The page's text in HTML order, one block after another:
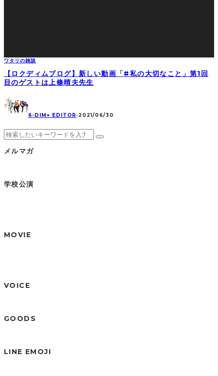
ワタリの雑談
【ロクディムブログ】新しい動画「#私の大切なこと」第1回
目のゲストは上條晴夫先生
6-DIM+ EDITOR ·2021/06/30
メルマガ
学校公演
MOVIE
VOICE
GOODS
LINE EMOJI